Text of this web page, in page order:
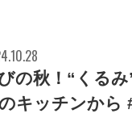
の秋！“くる
キッチンから